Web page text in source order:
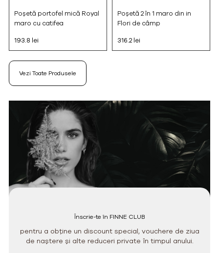
Poșetă portofel mică Royal
maro cu catifea
193.8 lei
Poșetă 2 în 1 maro din in
Flori de câmp
316.2 lei
Vezi Toate Produsele
Înscrie-te în FINNE CLUB
pentru a obține un discount special, vouchere de ziua
de naștere și alte reduceri private în timpul anului.